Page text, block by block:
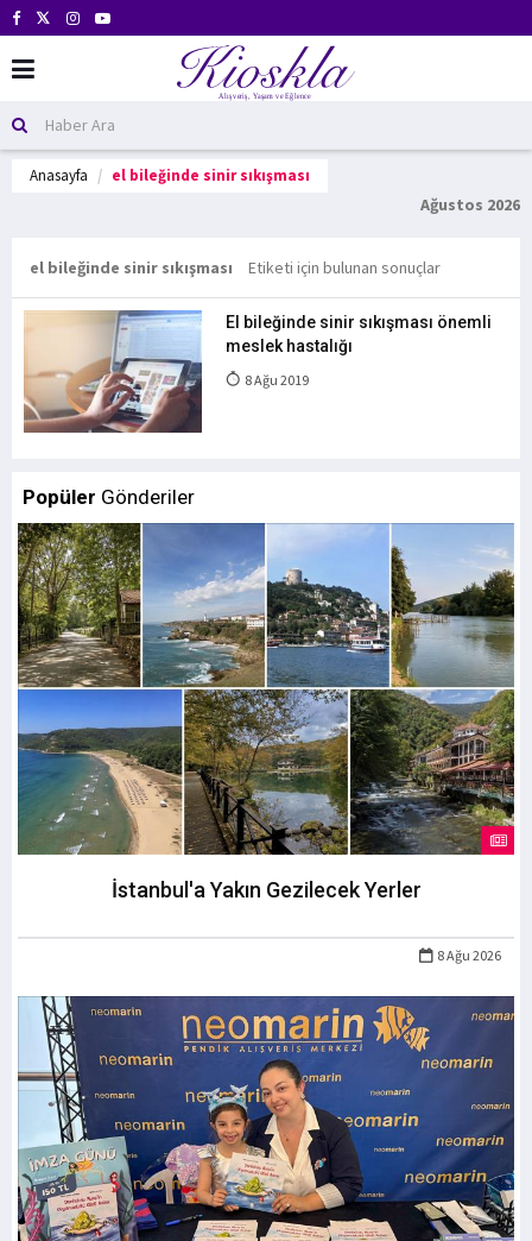
Anasayfa el bileğinde sinir sıkışması
Ağustos 2026
el bileğinde sinir sıkışması Etiketi için bulunan sonuçlar
El bileğinde sinir sıkışması önemli
meslek hastalığı
8 Ağu 2019
Popüler Gönderiler
İstanbul'a Yakın Gezilecek Yerler
8 Ağu 2026